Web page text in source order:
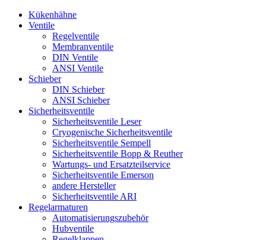
Kükenhähne
Ventile
Regelventile
Membranventile
DIN Ventile
ANSI Ventile
Schieber
DIN Schieber
ANSI Schieber
Sicherheitsventile
Sicherheitsventile Leser
Cryogenische Sicherheitsventile
Sicherheitsventile Sempell
Sicherheitsventile Bopp & Reuther
Wartungs- und Ersatzteilservice
Sicherheitsventile Emerson
andere Hersteller
Sicherheitsventile ARI
Regelarmaturen
Automatisierungszubehör
Hubventile